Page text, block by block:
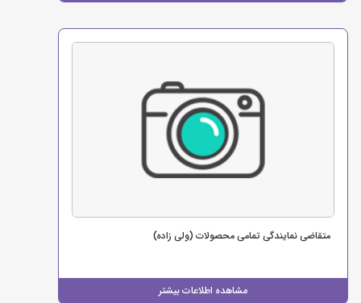
مشاهده اطلاعات بیشتر
متقاضی نمایندگی تمامی محصولات (ولی زاده)